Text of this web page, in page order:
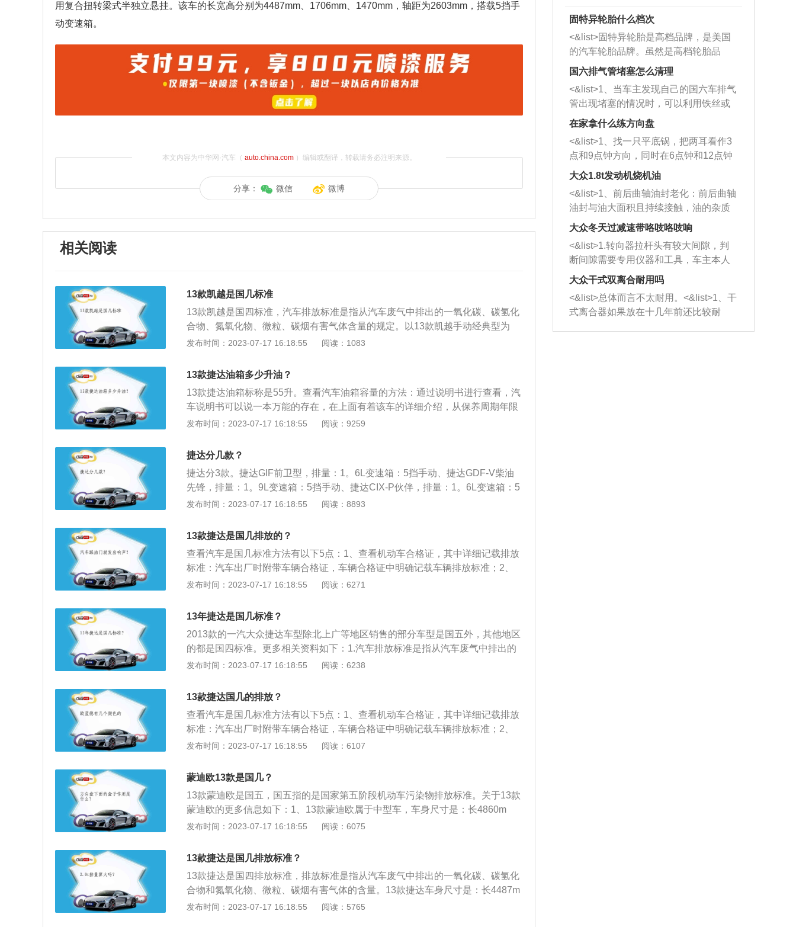
用复合扭转梁式半独立悬挂。该车的长宽高分别为4487mm、1706mm、1470mm，轴距为2603mm，搭载5挡手
动变速箱。
本文内容为中华网·汽车（ auto.china.com）编辑或翻译，转载请务必注明来源。
分享： 微信 微博
相关阅读
13款凯越是国几标准
13款凯越是国四标准，汽车排放标准是指从汽车废气中排出的一氧化碳、碳氢化
合物、氮氧化物、微粒、碳烟有害气体含量的规定。以13款凯越手动经典型为
例，其属于紧凑型车，车身尺寸是：长4515mm、宽1725mm、高1445mm，轴
机，最大功率是83kw，最大功率转速是每分钟6000rpm，最大扭矩是141牛米。
（数据来源有驾官网）
发布时间：2023-07-17 16:18:55 阅读：1083
13款捷达油箱多少升油？
13款捷达油箱标称是55升。查看汽车油箱容量的方法：通过说明书进行查看，汽
车说明书可以说一本万能的存在，在上面有着该车的详细介绍，从保养周期年限
到油箱的容量都有介绍，车主可以根据该容量进行加油，而且最好不要超过安全
同的国家也对汽车油箱容量有相应的标准。在本国规定汽车油箱容量在百分之95
的额定值，但是根据实际情况而定实际的容量一般都大于标称容量。
发布时间：2023-07-17 16:18:55 阅读：9259
捷达分几款？
捷达分3款。捷达GIF前卫型，排量：1。6L变速箱：5挡手动、捷达GDF-V柴油
先锋，排量：1。9L变速箱：5挡手动、捷达CIX-P伙伴，排量：1。6L变速箱：5
挡手动。捷达的具体说明：大众捷达Jetta是德国大众汽车集团在中国的合资企业
达于2010年3月19日在成都上市全新捷达已于2013年3月9日在深圳上市。车辆特
点：大众捷达在中国曾率先应用世界上最先进的5气阀多点电子喷射发动机，并
以其独到的产品设计性能和全方位的安全技术装备，形成捷达系列轿车鲜明的产
品个性。
发布时间：2023-07-17 16:18:55 阅读：8893
13款捷达是国几排放的？
查看汽车是国几标准方法有以下5点：1、查看机动车合格证，其中详细记载排放
标准：汽车出厂时附带车辆合格证，车辆合格证中明确记载车辆排放标准；2、
查找随车清单，在车辆信息栏中找到车辆排放标准；3、查看一致性证书，有废
输入发动机后6位就可以查到；5、检查车辆环保标志：在汽车前挡风玻璃上环境
保护标志背面有明显标志。
发布时间：2023-07-17 16:18:55 阅读：6271
13年捷达是国几标准？
2013款的一汽大众捷达车型除北上广等地区销售的部分车型是国五外，其他地区
的都是国四标准。更多相关资料如下：1.汽车排放标准是指从汽车废气中排出的
CO（一氧化碳）、HC+NOx（碳氢化合物和氮氧化物）、PM（微粒，碳烟）等
在的欧洲I号改为欧洲II号，到2008年，则正式实施欧洲III号标准。2.汽车排放是
指从废气中排出的CO（一氧化碳）、HC+NOx（碳氢化合物和氮氧化物）、PM
（微粒，碳烟）等有害气体。它们都是发动机在燃烧作功过程中产生的有害气
体。这些有害气体产生的原因各异，CO是燃油氧化不完全的中间产物，当氧气不
充足时会产生CO，混合气浓度大及混合气不均匀都会使排气中的CO增加。HC是
得及燃烧就被排放出去。NOx是燃料（汽油）在燃烧过程中产生的一种物质。PM
也是燃油燃烧时缺氧产生的一种物质，其中以柴油机最明显。因为柴油机采用压
燃方式，柴油在高温高压下裂解更容易产生大量肉眼看得见的碳烟。
发布时间：2023-07-17 16:18:55 阅读：6238
13款捷达国几的排放？
查看汽车是国几标准方法有以下5点：1、查看机动车合格证，其中详细记载排放
标准：汽车出厂时附带车辆合格证，车辆合格证中明确记载车辆排放标准；2、
查找随车清单，在车辆信息栏中找到车辆排放标准；3、查看一致性证书，有废
输入发动机后6位就可以查到；5、检查车辆环保标志：在汽车前挡风玻璃上环境
保护标志背面有明显标志。
发布时间：2023-07-17 16:18:55 阅读：6107
蒙迪欧13款是国几？
13款蒙迪欧是国五，国五指的是国家第五阶段机动车污染物排放标准。关于13款
蒙迪欧的更多信息如下：1、13款蒙迪欧属于中型车，车身尺寸是：长4860m
m、宽1854mm、高1480mm，轴距为2850mm，油箱容积为62l，整备质量为154
其搭载了1.5l涡轮增压发动机，最大马力是181ps，最大功率是133kw，最大扭矩
是240nm，与其匹配的是6挡手自一体变速箱。
发布时间：2023-07-17 16:18:55 阅读：6075
13款捷达是国几排放标准？
13款捷达是国四排放标准，排放标准是指从汽车废气中排出的一氧化碳、碳氢化
合物和氮氧化物、微粒、碳烟有害气体的含量。13款捷达车身尺寸是：长4487m
m、宽1706mm、高1470mm，轴距为2603mm，最小离地间隙为120mm，油箱
发布时间：2023-07-17 16:18:55 阅读：5765
固特异轮胎什么档次
<&list>固特异轮胎是高档品牌，是美国
的汽车轮胎品牌。虽然是高档轮胎品
牌，但是中高低端的轮胎都有生产，这
也是为了更好的开拓市场。
国六排气管堵塞怎么清理
<&list>1、当车主发现自己的国六车排气
管出现堵塞的情况时，可以利用铁丝或
者是细棍，直接将杂物给取出来，如果
堵塞情况比较严重，也可以采取应急措
施。 <&list>2、直接利用木棍将所有的
杂物推到排气管里面的位置处，然后将
三元催化器拆解开，就可以将堵塞的东
西取出来。但如果是因为积碳过多引起
的堵塞，就需要将三元催化器泡在草酸
洗剂对堵塞的情况得到解决，将清洗剂
放在燃油箱中，与燃油混合后，车辆启
动时，就可以和汽油一起进入到燃烧
室，最后形成废气排出，就可以让三元
催化器得到清洗，排气管堵塞的情况就
能够得到解决。
在家拿什么练方向盘
<&list>1、找一只平底锅，把两耳看作3
点和9点钟方向，同时在6点钟和12点钟
方向做一个标记。 <&list>2、双手握住
一圈半的练习，往右同样也要打相同的
圈数。 <&list>3、最后强调要反复练
习，这样就可以形成肌肉记忆，在真实
驾驶车辆时，不需要记忆也能打好方
向。
大众1.8t发动机烧机油
<&list>1、前后曲轴油封老化：前后曲轴
油封与油大面积且持续接触，油的杂质
和发动机内持续温度变化使其密封效果
逐渐减弱，导致渗油或漏油。<&list>2、
活塞间隙过大：积碳会使活塞环与缸体
的间隙扩大，导致机油流入燃烧室中，
造成烧机油。<&list>3、机油粘度。使用
机油粘度过小的话，同样会有烧机油现
象，机油粘度过小具有很好的流动性，
大众冬天过减速带咯吱咯吱响
<&list>1.转向器拉杆头有较大间隙，判
断间隙需要专用仪器和工具，车主本人
无法制作，需要将车辆送到修理厂或4s
店；<&list>2.车辆半轴套管防尘罩破
裂，破裂后会出现漏油现象，使半轴磨
损严重，磨损的半轴容易损坏，产生异
响；<&list>3.稳定器的转向胶套和球头
大众干式双离合耐用吗
<&list>总体而言不太耐用。<&list>1、干
式离合器如果放在十几年前还比较耐